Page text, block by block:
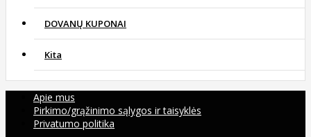
DOVANŲ KUPONAI
Kita
Apie mus
Pirkimo/grąžinimo sąlygos ir taisyklės
Privatumo politika